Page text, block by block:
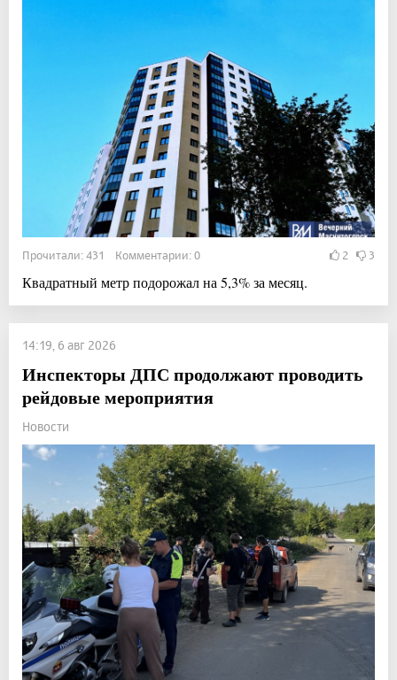
Прочитали: 431 Комментарии: 0 2 3
Квадратный метр подорожал на 5,3% за месяц.
14:19, 6 авг 2026
Инспекторы ДПС продолжают проводить
рейдовые мероприятия
Новости